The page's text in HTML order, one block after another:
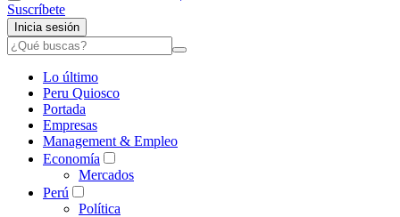
Suscríbete
Inicia sesión
Lo último
Peru Quiosco
Portada
Empresas
Management & Empleo
Economía
Mercados
Perú
Política